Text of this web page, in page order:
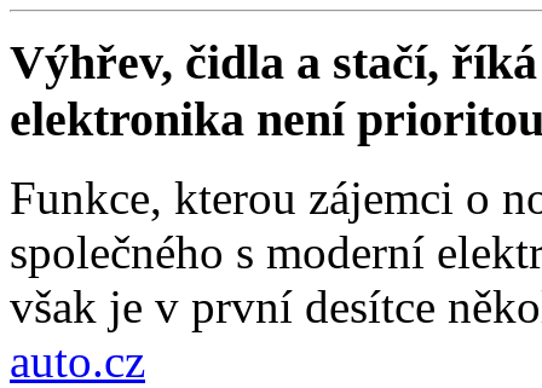
Výhřev, čidla a stačí,
elektronika není
Funkce, kterou zájemci o
společného s moderní
však je v první desítce
auto.cz